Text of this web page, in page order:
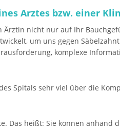
Arztes bzw. einer
Ärztin nicht nur auf Ihr
um uns gegen
komplexe
Spitals sehr viel über die
Das heißt: Sie können anhand